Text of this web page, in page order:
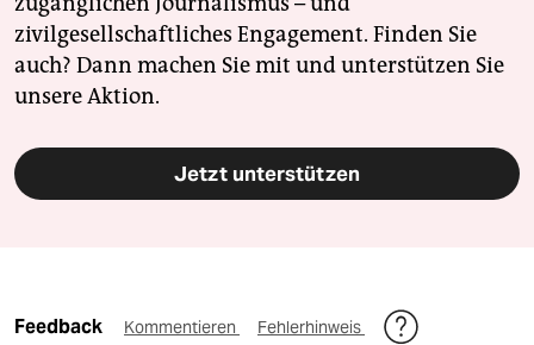
zivilgesellschaftliches Engagement. Finden Sie
auch? Dann machen Sie mit und unterstützen Sie
unsere Aktion.
Jetzt unterstützen
Feedback Kommentieren Fehlerhinweis